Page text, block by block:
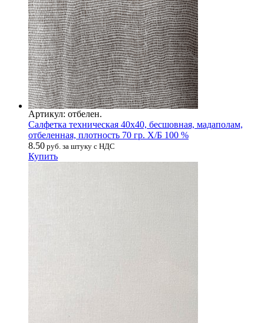
Артикул: отбелен.
Салфетка техническая 40х40, бесшовная, мадаполам,
отбеленная, плотность 70 гр. Х/Б 100 %
8.50 руб. за штуку с НДС
Купить